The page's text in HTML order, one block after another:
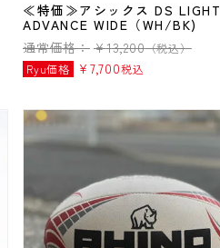
≪特価≫アシックス DS LIGHT
ADVANCE WIDE（WH/BK)
通常価格： ¥13,200（税込）
Ryu価格
¥ 7,700税込